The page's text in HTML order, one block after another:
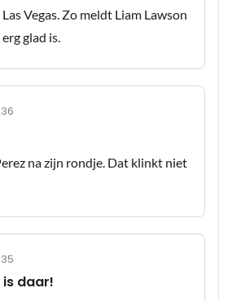
Vegas. Zo meldt Liam Lawson
glad is.
na zijn rondje. Dat klinkt niet
daar!